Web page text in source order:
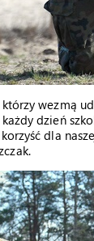
wezmą
każdy dzień
dla